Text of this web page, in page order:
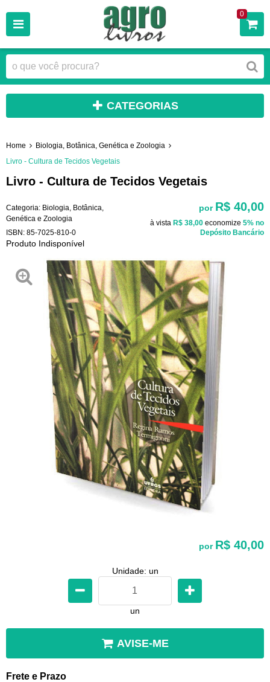
0
CATEGORIAS
Home
Biologia, Botânica, Genética e Zoologia
Livro - Cultura de Tecidos Vegetais
Livro - Cultura de Tecidos Vegetais
Categoria: Biologia, Botânica,
Genética e Zoologia
ISBN: 85-7025-810-0
Produto Indisponível
por R$ 40,00
à vista R$ 38,00 economize 5% no
Depósito Bancário
por R$ 40,00
Unidade: un
un
AVISE-ME
Frete e Prazo